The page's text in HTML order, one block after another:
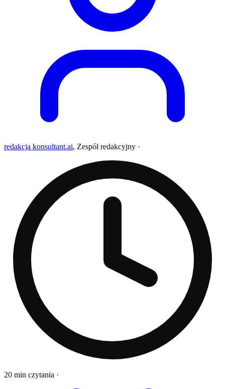
redakcja konsultant.ai, Zespół redakcyjny ·
20 min czytania ·